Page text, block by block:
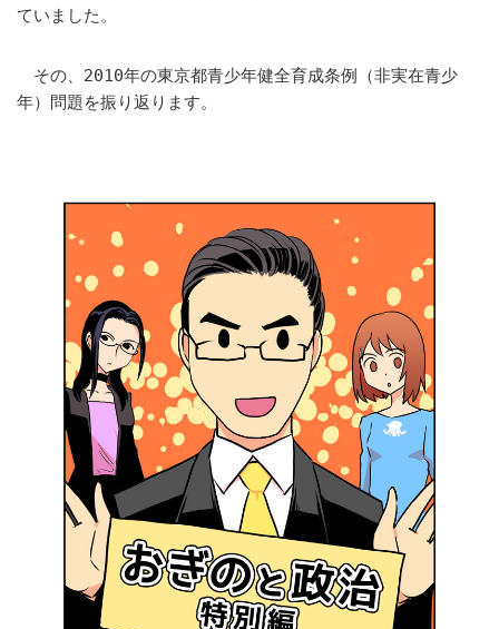
ていました。
その、2010年の東京都青少年健全育成条例（非実在青少
年）問題を振り返ります。